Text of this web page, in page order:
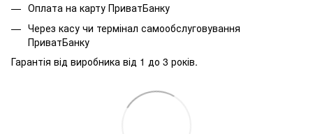
Оплата на карту ПриватБанку
Через касу чи термінал самообслуговування
ПриватБанку
Гарантія від виробника від 1 до 3 років.